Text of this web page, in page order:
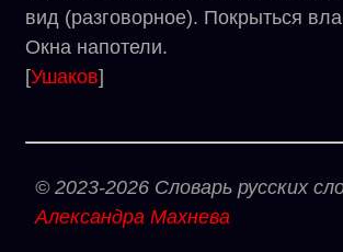
вид (разговорное). Покрыться
Окна напотели.
[Ушаков]
© 2023-2026 Словарь русских
Александра Махнева